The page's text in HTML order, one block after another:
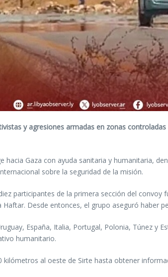
y agresiones armadas en zonas
hacia Gaza con ayuda sanitaria y humanitaria,
sobre la seguridad de la misión.
participantes de la primera sección del
Desde entonces, el grupo aseguró haber
España, Italia, Portugal, Polonia, Túnez y
humanitario.
kilómetros al oeste de Sirte hasta obtener